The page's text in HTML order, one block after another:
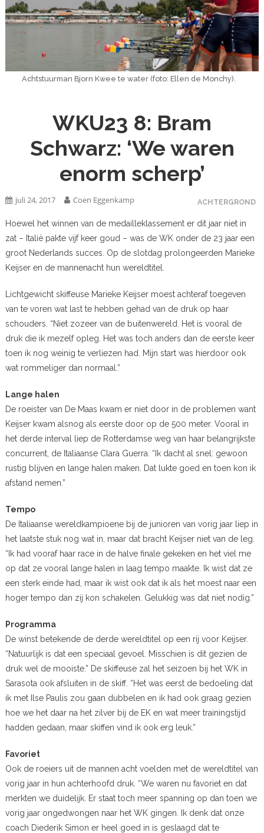
Achtstuurman Bjorn Kwee te water (foto: Ellen de Monchy).
WKU23 8: Bram
Schwarz: ‘We waren
enorm scherp’
ACHTERGROND
juli 24, 2017 Coen Eggenkamp
Hoewel het winnen van de medailleklassement er dit jaar niet in
zat – Italië pakte vijf keer goud – was de WK onder de 23 jaar een
groot Nederlands succes. Op de slotdag prolongeerden Marieke
Keijser en de mannenacht hun wereldtitel.
Lichtgewicht skiffeuse Marieke Keijser moest achteraf toegeven
van te voren wat last te hebben gehad van de druk op haar
schouders. “Niet zozeer van de buitenwereld. Het is vooral de
druk die ik mezelf opleg. Het was toch anders dan de eerste keer
toen ik nog weinig te verliezen had. Mijn start was hierdoor ook
wat rommeliger dan normaal.”
Lange halen
De roeister van De Maas kwam er niet door in de problemen want
Keijser kwam alsnog als eerste door op de 500 meter. Vooral in
het derde interval liep de Rotterdamse weg van haar belangrijkste
concurrent, de Italiaanse Clara Guerra. “Ik dacht al snel: gewoon
rustig blijven en lange halen maken. Dat lukte goed en toen kon ik
afstand nemen.”
Tempo
De Italiaanse wereldkampioene bij de junioren van vorig jaar liep in
het laatste stuk nog wat in, maar dat bracht Keijser niet van de leg.
“Ik had vooraf haar race in de halve finale gekeken en het viel me
op dat ze vooral lange halen in laag tempo maakte. Ik wist dat ze
een sterk einde had, maar ik wist ook dat ik als het moest naar een
hoger tempo dan zij kon schakelen. Gelukkig was dat niet nodig.”
Programma
De winst betekende de derde wereldtitel op een rij voor Keijser.
“Natuurlijk is dat een speciaal gevoel. Misschien is dit gezien de
druk wel de mooiste.” De skiffeuse zal het seizoen bij het WK in
Sarasota ook afsluiten in de skiff. “Het was eerst de bedoeling dat
ik met Ilse Paulis zou gaan dubbelen en ik had ook graag gezien
hoe we het daar na het zilver bij de EK en wat meer trainingstijd
hadden gedaan, maar skiffen vind ik ook erg leuk.”
Favoriet
Ook de roeiers uit de mannen acht voelden met de wereldtitel van
vorig jaar in hun achterhoofd druk. “We waren nu favoriet en dat
merkten we duidelijk. Er staat toch meer spanning op dan toen we
vorig jaar ongedwongen naar het WK gingen. Ik denk dat onze
coach Diederik Simon er heel goed in is geslaagd dat te